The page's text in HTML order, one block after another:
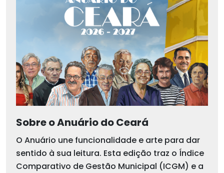
Sobre o Anuário do Ceará
O Anuário une funcionalidade e arte para dar
sentido à sua leitura. Esta edição traz o Índice
Comparativo de Gestão Municipal (ICGM) e a